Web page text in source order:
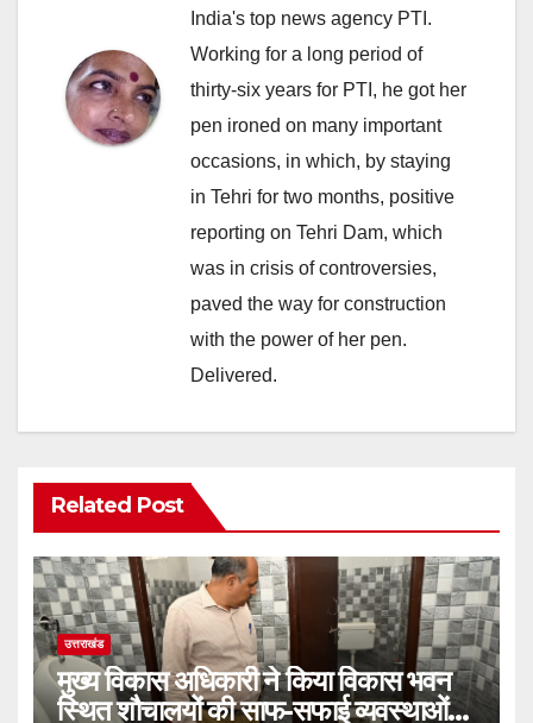
India's top news agency PTI.
Working for a long period of
thirty-six years for PTI, he got her
pen ironed on many important
occasions, in which, by staying
in Tehri for two months, positive
reporting on Tehri Dam, which
was in crisis of controversies,
paved the way for construction
with the power of her pen.
Delivered.
Related Post
उत्तराखंड
मुख्य विकास अधिकारी ने किया विकास भवन
स्थित शौचालयों की साफ-सफाई व्यवस्थाओं